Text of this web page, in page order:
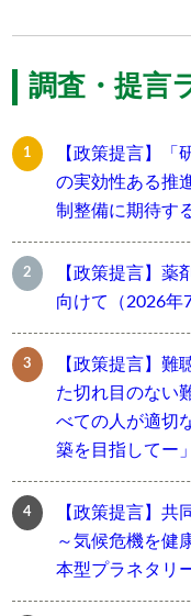
調査・提言
【政策提言】「
の実効性ある推
制整備に期待す
【政策提言】薬
向けて（2026年
【政策提言】難
た切れ目のない
べての人が適切
築を目指してー
【政策提言】共
～気候危機を健
本型プラネタリ